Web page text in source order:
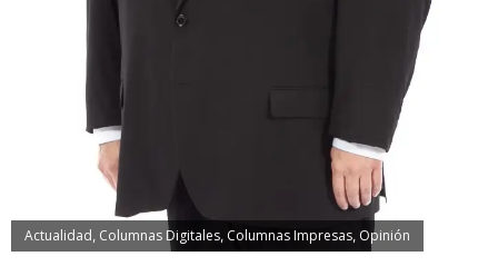
Actualidad Columnas Digitales, Columnas Impresas, Opinión